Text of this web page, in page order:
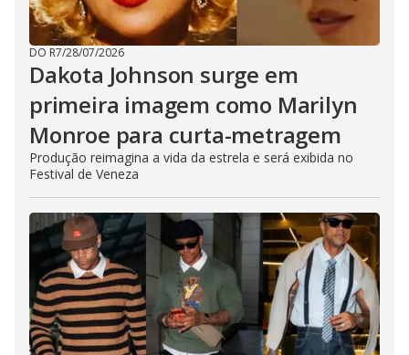
DO R7/28/07/2026
Dakota Johnson surge em
primeira imagem como Marilyn
Monroe para curta-metragem
Produção reimagina a vida da estrela e será exibida no
Festival de Veneza